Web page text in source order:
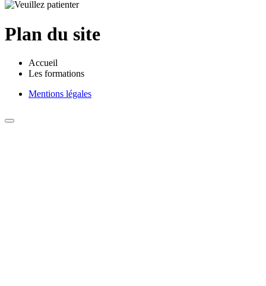
Plan du site
Accueil
Les formations
Mentions légales